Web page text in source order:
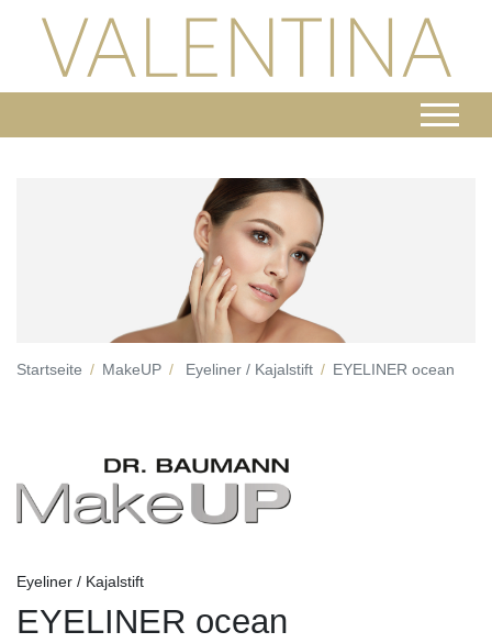
Startseite MakeUP Eyeliner / Kajalstift EYELINER ocean
Eyeliner / Kajalstift
EYELINER ocean